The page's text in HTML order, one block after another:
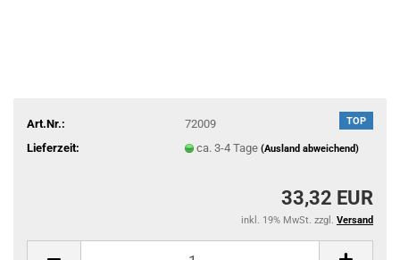
TOP
Art.Nr.:
72009
Lieferzeit:
ca. 3-4 Tage (Ausland abweichend)
33,32 EUR
inkl. 19% MwSt. zzgl. Versand